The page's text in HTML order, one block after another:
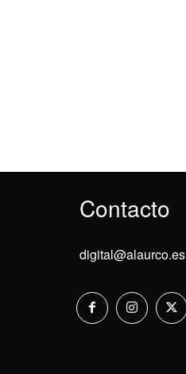
Contacto
digital@alaurco.es